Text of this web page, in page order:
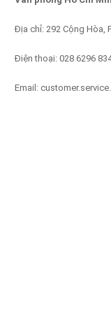
Địa chỉ: 292 Cộng Hòa,
Điện thoại: 028 6296
Email: